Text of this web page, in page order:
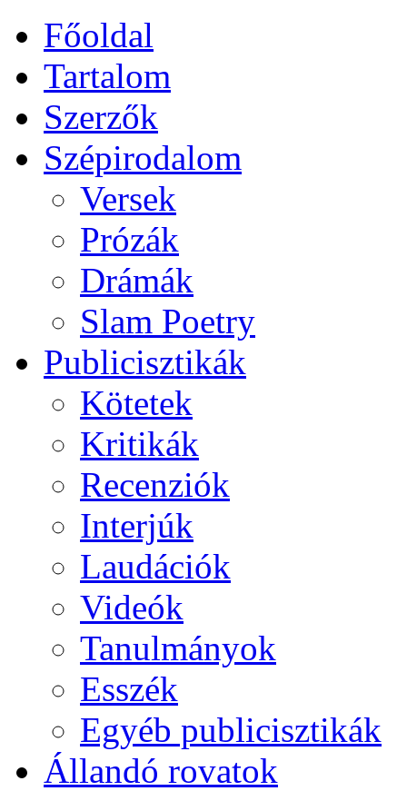
Főoldal
Tartalom
Szerzők
Szépirodalom
Versek
Prózák
Drámák
Slam Poetry
Publicisztikák
Kötetek
Kritikák
Recenziók
Interjúk
Laudációk
Videók
Tanulmányok
Esszék
Egyéb publicisztikák
Állandó rovatok